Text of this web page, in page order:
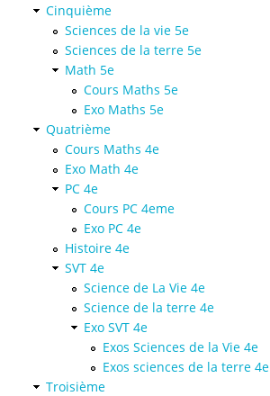
Cinquième
Sciences de la vie 5e
Sciences de la terre 5e
Math 5e
Cours Maths 5e
Exo Maths 5e
Quatrième
Cours Maths 4e
Exo Math 4e
PC 4e
Cours PC 4eme
Exo PC 4e
Histoire 4e
SVT 4e
Science de La Vie 4e
Science de la terre 4e
Exo SVT 4e
Exos Sciences de la Vie 4e
Exos sciences de la terre 4e
Troisième